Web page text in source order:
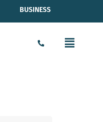
BUSINESS